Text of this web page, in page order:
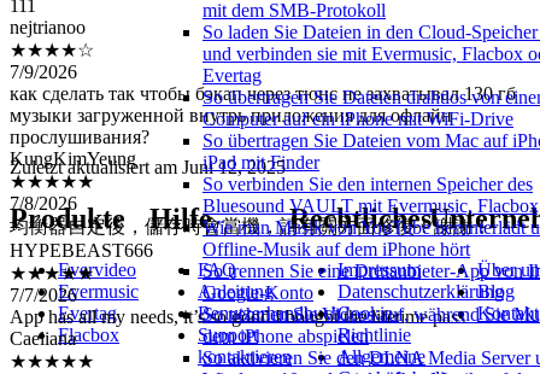
mit dem SMB-Protokoll
So laden Sie Dateien in den Cloud-
und verbinden sie mit Evermusic, Flacbox
Evertag
So übertragen Sie Dateien drahtlos von
Computer auf ein iPhone mit WiFi-Drive
So übertragen Sie Dateien vom Mac auf
iPad mit Finder
So verbinden Sie den internen Speicher des
Bluesound VAULT mit Evermusic,
Wie man Musik von YouTube herunterlädt
Offline-Musik auf dem iPhone hört
So trennen Sie eine Drittanbieter-App von
Google-Konto
So nehmen Sie Videos auf, während Sie
dem iPhone abspielen
So aktivieren Sie den DLNA Media Server
nejtrianoo
★★★★☆
7/9/2026
как сделать так чтобы бэкап через тюнс не захватывал 130 гб
музыки загруженной внутрь приложения для офлайн
прослушивания?
KungKimYeung
★★★★★
7/8/2026
均衡器自定後，儲存時會當機，請有關方面修復！謝謝！
HYPEBEAST666
★★★★★
7/7/2026
App has all my needs, it’s so good I bought the lifetime pass
Caeliana
★★★★★
7/7/2026
Zuletzt aktualisiert am Juni 12, 2025
Produkte
Evervideo
Evermusic
Evertag
Flacbox
Hilfe
FAQ
Anleitung
Benutzerhandbuch
Support
kontaktieren
Rechtliches
Impressum
Datenschutzerklärung
Cookie-
Richtlinie
Allgemeine
Über
Blog
Kontakt